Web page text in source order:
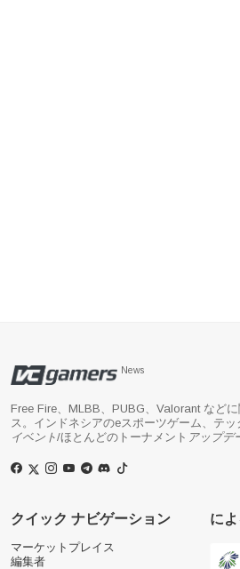
News
Free Fire、MLBB、PUBG、Valorant など
ス。インドネシアのeスポーツゲーム、テ
イベント/ほとんどのトーナメント アップデ
クイック ナビゲーション
マーケットプレイス
編集者
に